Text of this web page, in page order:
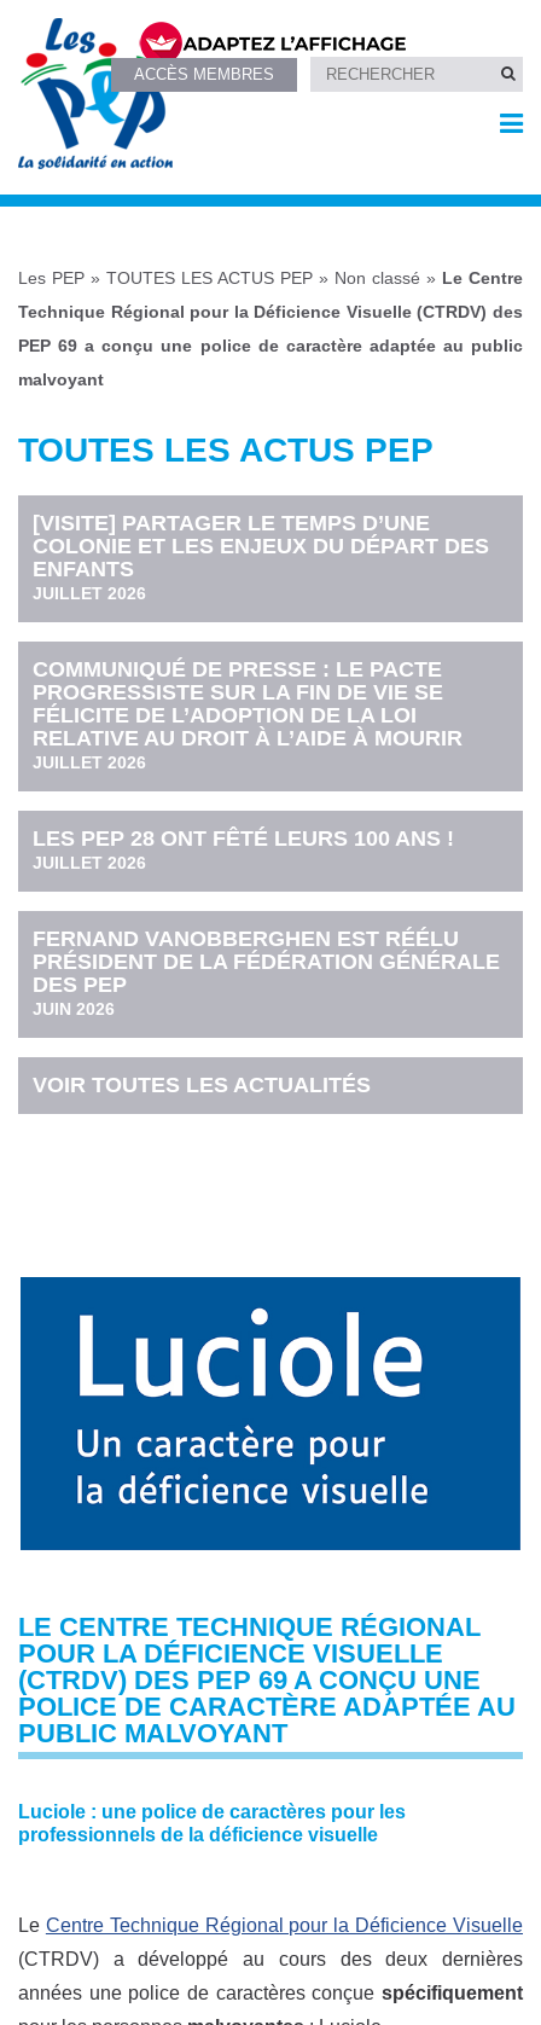
ACCÈS MEMBRES
Les PEP » TOUTES LES ACTUS PEP » Non classé » Le Centre
Technique Régional pour la Déficience Visuelle (CTRDV) des
PEP 69 a conçu une police de caractère adaptée au public
malvoyant
TOUTES LES ACTUS PEP
[VISITE] PARTAGER LE TEMPS D’UNE
COLONIE ET LES ENJEUX DU DÉPART DES
ENFANTS
JUILLET 2026
COMMUNIQUÉ DE PRESSE : LE PACTE
PROGRESSISTE SUR LA FIN DE VIE SE
FÉLICITE DE L’ADOPTION DE LA LOI
RELATIVE AU DROIT À L’AIDE À MOURIR
JUILLET 2026
LES PEP 28 ONT FÊTÉ LEURS 100 ANS !
JUILLET 2026
FERNAND VANOBBERGHEN EST RÉÉLU
PRÉSIDENT DE LA FÉDÉRATION GÉNÉRALE
DES PEP
JUIN 2026
VOIR TOUTES LES ACTUALITÉS
LE CENTRE TECHNIQUE RÉGIONAL
POUR LA DÉFICIENCE VISUELLE
(CTRDV) DES PEP 69 A CONÇU UNE
POLICE DE CARACTÈRE ADAPTÉE AU
PUBLIC MALVOYANT
Luciole : une police de caractères pour les
professionnels de la déficience visuelle
Le Centre Technique Régional pour la Déficience Visuelle
(CTRDV) a développé au cours des deux dernières
années une police de caractères conçue spécifiquement